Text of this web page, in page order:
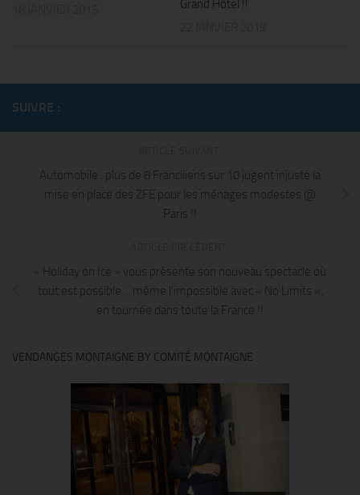
Grand Hôtel !!
SUIVRE :
Automobile : plus de 8 Franciliens sur 10 jugent injuste la
mise en place des ZFE pour les ménages modestes @
Paris !!
« Holiday on Ice » vous présente son nouveau spectacle où
tout est possible….même l’impossible avec « No Limits »,
en tournée dans toute la France !!
VENDANGES MONTAIGNE BY COMITÉ MONTAIGNE